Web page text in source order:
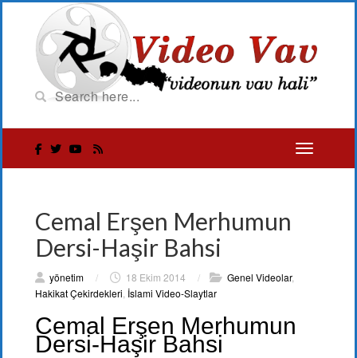
Cemal Erşen Merhumun
Dersi-Haşir Bahsi
yönetim / 18 Ekim 2014 / Genel Videolar,
Hakikat Çekirdekleri İslami Video-Slaytlar
Cemal Erşen Merhumun
Dersi-Haşir Bahsi